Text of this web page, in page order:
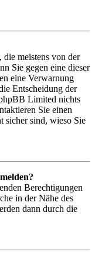
die meistens von der
Sie gegen eine dieser
eine Verwarnung
Entscheidung der
Limited nichts
Sie einen
sicher sind, wieso Sie
Berechtigungen
in der Nähe des
dann durch die